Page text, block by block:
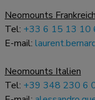
Neomounts Frankreich
Tel: +33 6 15 13 10
E-mail:
Neomounts Italien
Tel: +39 348 230 6